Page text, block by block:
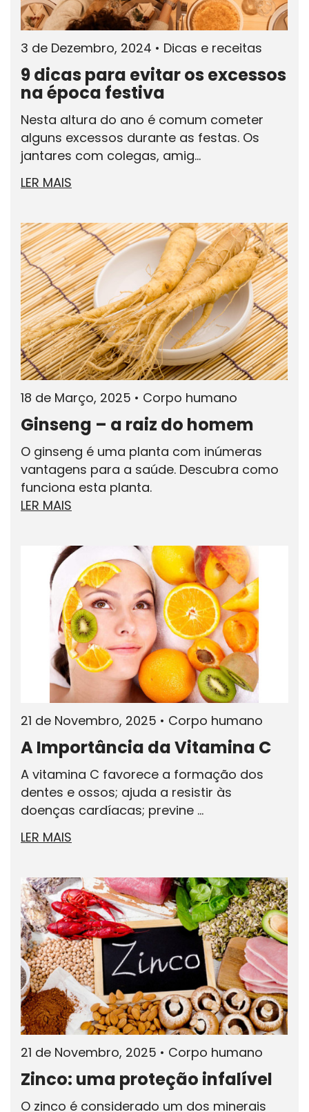
3 de Dezembro, 2024 • Dicas e receitas
9 dicas para evitar os excessos
na época festiva
Nesta altura do ano é comum cometer
alguns excessos durante as festas. Os
jantares com colegas, amig...
LER MAIS
18 de Março, 2025 • Corpo humano
Ginseng – a raiz do homem
O ginseng é uma planta com inúmeras
vantagens para a saúde. Descubra como
funciona esta planta.
LER MAIS
21 de Novembro, 2025 • Corpo humano
A Importância da Vitamina C
A vitamina C favorece a formação dos
dentes e ossos; ajuda a resistir às
doenças cardíacas; previne ...
LER MAIS
21 de Novembro, 2025 • Corpo humano
Zinco: uma proteção infalível
O zinco é considerado um dos minerais